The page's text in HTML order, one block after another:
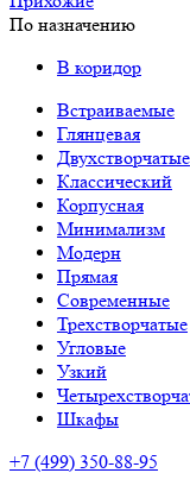
По назначению
В коридор
Встраиваемые
Глянцевая
Двухстворчатые
Классический
Корпусная
Минимализм
Модерн
Прямая
Современные
Трехстворчатые
Угловые
Узкий
Шкафы
+7 (499) 350-88-95